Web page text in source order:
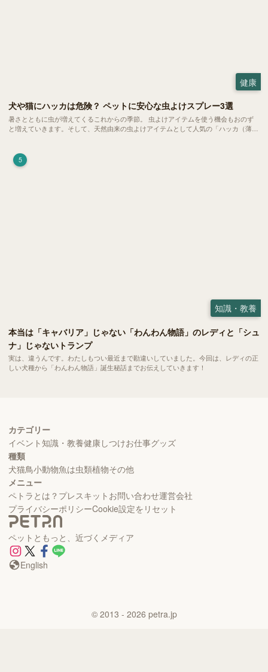
健康
犬や猫にハッカは危険？ ペットに安心な虫よけスプレー3選
暑さとともに虫が増えてくるこれからの季節。 虫よけアイテムを使う機会もおのず
と増えていきます。そして、天然由来の虫よけアイテムとして人気の「ハッカ（薄
5
知識・教養
本当は「キャバリア」じゃない「わんわん物語」のレディと「シュ
ナ」じゃないトランプ
実は、違うんです。わたしもつい最近まで勘違いしていました。今回は、レディの正
しい犬種から「わんわん物語」誕生秘話までお伝えしていきます！
カテゴリー
イベント知識・教養健康しつけお仕事グッズ
種類
犬猫鳥小動物魚は虫類植物その他
メニュー
ペトラとは？ プレスキット お問い合わせ運営会社
プライバシーポリシーCookie設定をリセット
ペットともっと、近づくメディア
English
© 2013 - 2026 petra.jp